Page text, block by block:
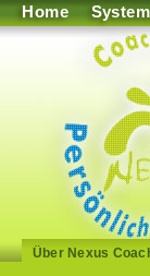
Home
Über Nexus